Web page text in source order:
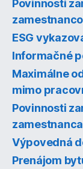
Povinnosti
ESG
Informačné
Maximálne
mimo
Povinnosti
zamestnanca
Výpovedná
Prenájom